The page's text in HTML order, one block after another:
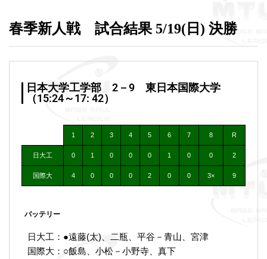
春季新人戦 試合結果 5/19(日) 決勝
日本大学工学部 2－9 東日本国際大学
（15:24～17: 42）
1 2 3 4 5 6 7 8 R
日大工 0 1 0 0 0 1 0 0 2
国際大 4 0 0 0 2 0 0 3× 9
バッテリー
日大工：●遠藤(太)、二瓶、平谷－青山、宮津
国際大：○飯島、小松－小野寺、真下